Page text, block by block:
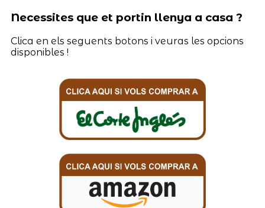
Necessites que et portin llenya a casa ?
Clica en els seguents botons i veuras les opcions
disponibles !